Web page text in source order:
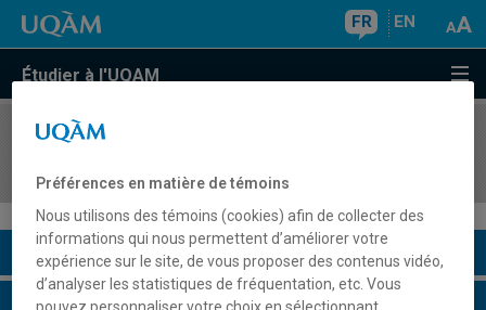
FR EN
Étudier à l'UQAM
COURS//
Description du cours
Horaire - Été 2026
Préférences en matière de témoins
Nous utilisons des témoins (cookies) afin de collecter des
informations qui nous permettent d’améliorer votre
expérience sur le site, de vous proposer des contenus vidéo,
d’analyser les statistiques de fréquentation, etc. Vous